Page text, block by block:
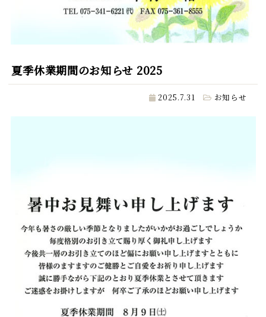
夏季休業期間のお知らせ 2025
2025.7.31 お知らせ